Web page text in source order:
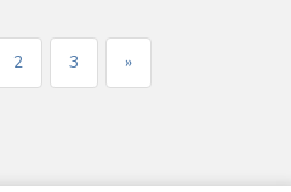
2 3 »